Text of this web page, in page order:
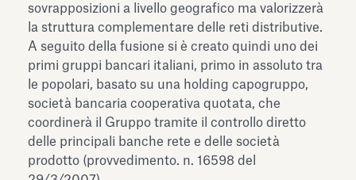
sovrapposizioni a livello geografico ma valorizzerà
la struttura complementare delle reti distributive.
A seguito della fusione si è creato quindi uno dei
primi gruppi bancari italiani, primo in assoluto tra
le popolari, basato su una holding capogruppo,
società bancaria cooperativa quotata, che
coordinerà il Gruppo tramite il controllo diretto
delle principali banche rete e delle società
prodotto (provvedimento. n. 16598 del